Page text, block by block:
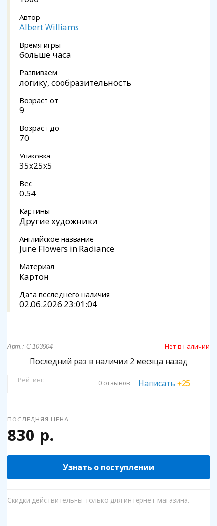
Автор
Albert Williams
Время игры
больше часа
Развиваем
логику, сообразительность
Возраст от
9
Возраст до
70
Упаковка
35x25x5
Вес
0.54
Картины
Другие художники
Английское название
June Flowers in Radiance
Материал
Картон
Дата последнего наличия
02.06.2026 23:01:04
Арт.: C-103904 Нет в наличии
Последний раз в наличии 2 месяца назад
Рейтинг: 0 отзывов Написать +25
ПОСЛЕДНЯЯ ЦЕНА
830 р.
Узнать о поступлении
Скидки действительны только для интернет-магазина.